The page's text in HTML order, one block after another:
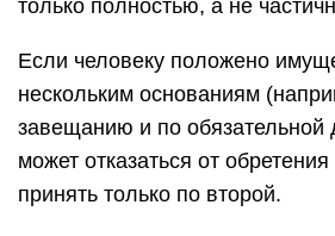
только полностью, а не
Если человеку положено
нескольким основаниям
завещанию и по обязательной
может отказаться от
принять только по второй.